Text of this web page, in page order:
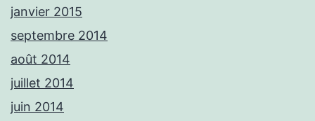
janvier 2015
septembre 2014
août 2014
juillet 2014
juin 2014